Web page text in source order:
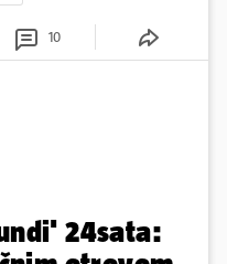
10
24sata: